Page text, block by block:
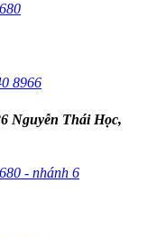
8966
Nguyễn Thái Học,
- nhánh 6